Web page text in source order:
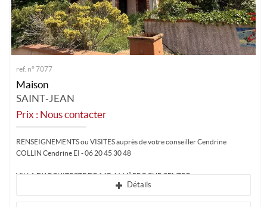
ref. n° 7077
Maison
SAINT-JEAN
Prix : Nous contacter
RENSEIGNEMENTS ou VISITES auprès de votre conseiller Cendrine
COLLIN Cendrine EI - 06 20 45 30 48
VILLA D'ARCHITECTE DE 147.46 M² PROCHE CENTRE...
Détails